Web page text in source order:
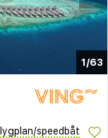
1/63
speedbåt